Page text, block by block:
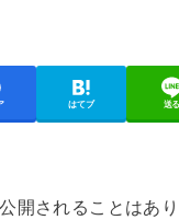
はてブ 送る
開されることはあり